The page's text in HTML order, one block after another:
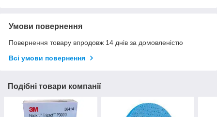
Умови повернення
Повернення товару впродовж 14 днів за домовленістю
Всі умови повернення
Подібні товари компанії